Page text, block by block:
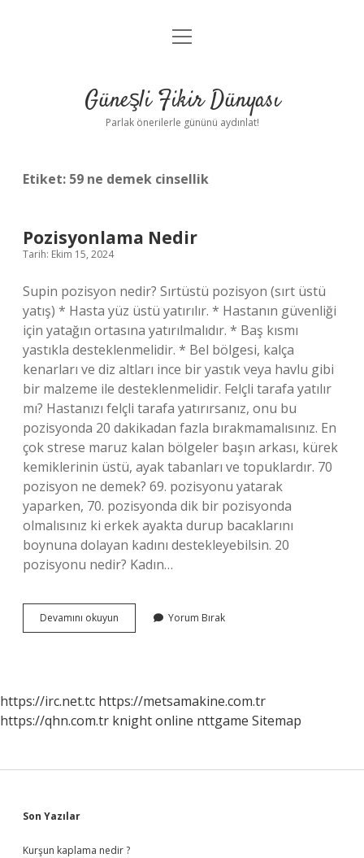
Anasayfa
Yasal Uyarı
menüyü
Güneşli Fikir Dünyası
Parlak önerilerle gününü aydınlat!
Etiket: 59 ne demek cinsellik
Pozisyonlama Nedir
Tarih: Ekim 15, 2024
Supin pozisyon nedir? Sırtüstü pozisyon (sırt üstü
yatış) * Hasta yüz üstü yatırılır. * Hastanın güvenliği
için yatağın ortasına yatırılmalıdır. * Baş kısmı
yastıkla desteklenmelidir. * Bel bölgesi, kalça
kenarları ve diz altları ince bir yastık veya havlu gibi
bir malzeme ile desteklenmelidir. Felçli tarafa yatılır
mı? Hastanızı felçli tarafa yatırırsanız, onu bu
pozisyonda 20 dakikadan fazla bırakmamalısınız. En
çok strese maruz kalan bölgeler başın arkası, kürek
kemiklerinin üstü, ayak tabanları ve topuklardır. 70
pozisyon ne demek? 69. pozisyonu yatarak
yaparken, 70. pozisyonda dik bir pozisyonda
olmalısınız ki erkek ayakta durup bacaklarını
boynuna dolayan kadını destekleyebilsin. 20
pozisyonu nedir? Kadın…
Devamını okuyun Pozisyonlama
Nedir
Yorum Bırak
https://irc.net.tc https://metsamakine.com.tr
https://qhn.com.tr knight online nttgame Sitemap
Sidebar
Son Yazılar
Kurşun kaplama nedir ?